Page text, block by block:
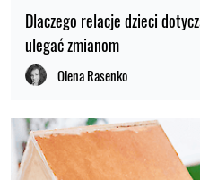
Dlaczego relacje dzieci
ulegać zmianom
Olena Rasenko